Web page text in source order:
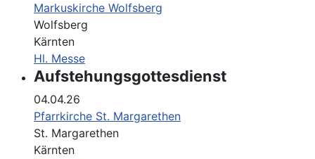
Markuskirche Wolfsberg
Wolfsberg
Kärnten
Hl. Messe
Aufstehungsgottesdienst
04.04.26
Pfarrkirche St. Margarethen
St. Margarethen
Kärnten